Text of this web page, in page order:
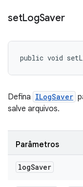
setLogSaver
public void
Defina ILogSaver
salve arquivos.
Parâmetros
logSaver